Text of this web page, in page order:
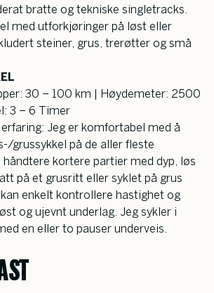
bratte og tekniske singletracks.
med utforkjøringer på løst eller
steiner, grus, trerøtter og små
30 – 100 km | Høydemeter: 2500
3 – 6 Timer
Jeg er komfortabel med å
grussykkel på de aller fleste
håndtere kortere partier med dyp, løs
på et grusritt eller syklet på grus
enkelt kontrollere hastighet og
og ujevnt underlag. Jeg sykler i
en eller to pauser underveis.